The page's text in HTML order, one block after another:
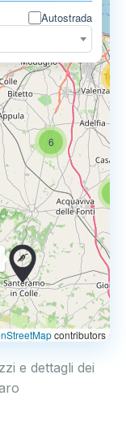
Autostrada
6
contributors
e dettagli dei